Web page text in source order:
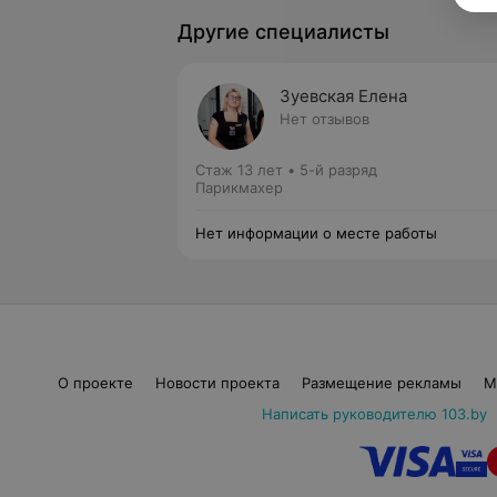
Другие специалисты
Зуевская Елена
Нет отзывов
Стаж 13 лет • 5-й разряд
Парикмахер
Нет информации о месте работы
О проекте Новости проекта Размещение рекламы
Написать руководителю 103.by